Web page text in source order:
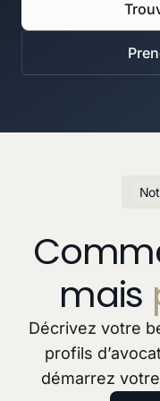
mais
Décrivez votre
profils
démarrez